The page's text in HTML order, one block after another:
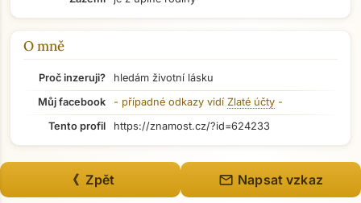
Přejít na hlavní obsah
O mně
Proč inzeruji?
hledám životní lásku
Můj facebook
- případné odkazy vidí Zlaté účty -
Tento profil
https://znamost.cz/?id=624233
《 Zpět mail Napsat vzkaz